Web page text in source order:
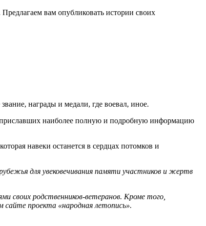
вам опубликовать истории своих
награды и медали, где воевал, иное.
приславших наиболее полную и подробную информацию
навеки останется в сердцах потомков и
для увековечивания памяти участников и жертв
своих родственников-ветеранов. Кроме того,
сайте проекта «народная летопись».